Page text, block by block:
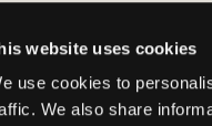
website uses cookies
use cookies to
We also share